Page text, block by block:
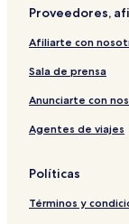
Proveedores,
Afiliarte con
Sala de prensa
Anunciarte con
Agentes de viajes
Políticas
Términos y